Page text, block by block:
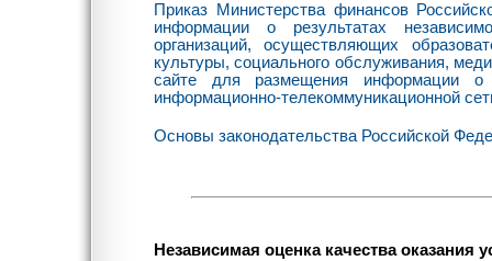
Приказ Министерства финансов
информации о результатах
организаций, осуществляющих
культуры, социального обслуживания,
сайте для размещения информации о
информационно-телекоммуникационной
Основы законодательства Российской
Независимая оценка качества оказания